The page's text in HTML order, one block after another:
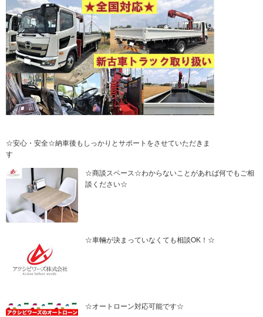
☆安心・安全☆納車後もしっかりとサポートをさせていただきま
す
☆商談スペース☆わからないことがあれば何でもご相
談ください☆
☆車輛が決まっていなくても相談OK！☆
☆オートローン対応可能です☆